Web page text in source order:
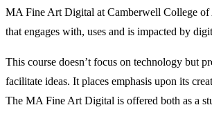
MA Fine Art Digital at Camberwell College of
that engages with, uses and is impacted by
This course doesn’t focus on technology but
facilitate ideas. It places emphasis upon its
The MA Fine Art Digital is offered both as a